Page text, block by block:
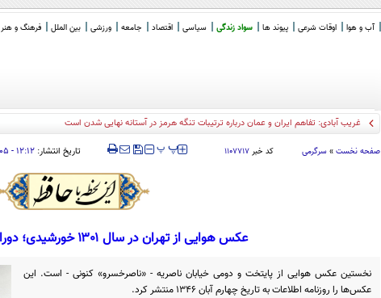
آب و هوا اوقات شرعی پیوند ها سواد زندگی سیاسی اقتصاد جامعه ورزشی بین الملل فرهنگ و هنر
ظریف_
صفحه نخست » سرگرمی کد خبر ۱۱۰۷۷۱۷ ‍‍‍ پ پ تاریخ انتشار:۱۲:۱۲ - ۰۵-۰۸-۱۴۰۴
عکس هوایی از تهران در سال ۱۳۰۱ خورشیدی؛ دوران سلطنت احمدشاه
نخستین عکس هوایی از پایتخت و دومی خیابان ناصریه - «ناصرخسرو» کنونی - است. این
عکس‌ها را روزنامه اطلاعات به تاریخ چهارم آبان ۱۳۴۶ منتشر کرد.